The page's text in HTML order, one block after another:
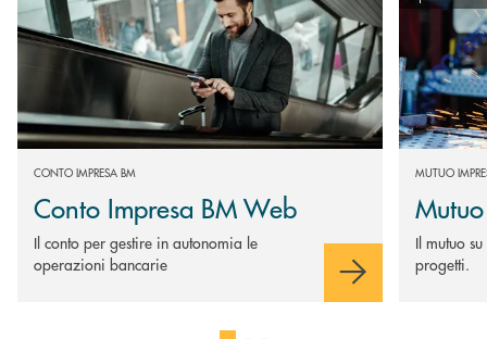
CONTO IMPRESA BM
Conto Impresa BM Web
Il conto per gestire in autonomia le
operazioni bancarie
MUTUO
Il mutuo
progetti.